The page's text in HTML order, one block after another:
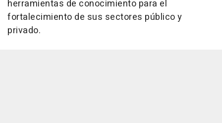
herramientas de conocimiento para el
fortalecimiento de sus sectores público y
privado.